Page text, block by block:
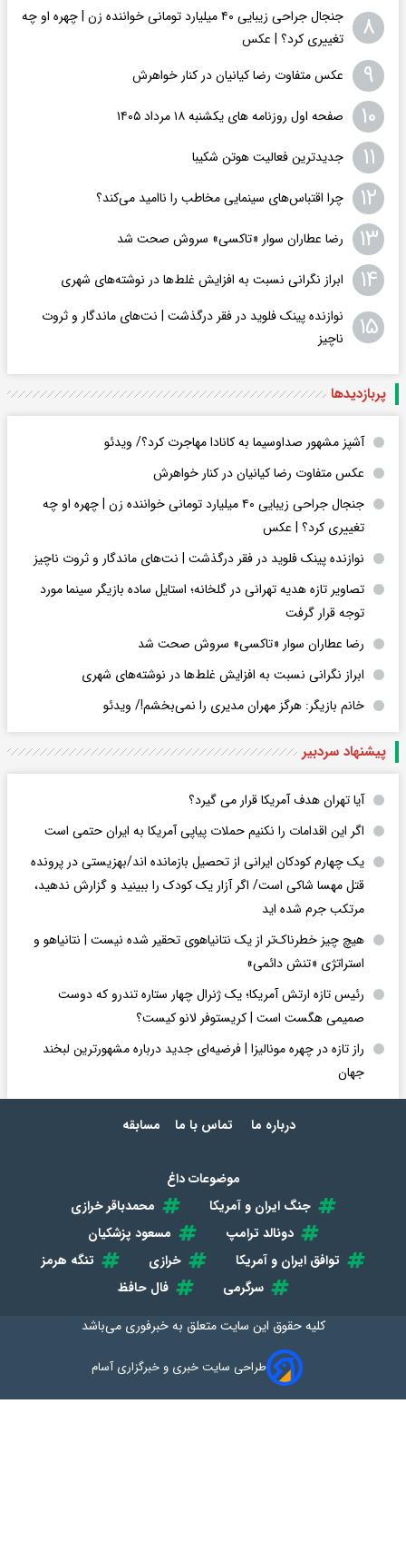
۸
جنجال جراحی زیبایی ۴۰ میلیارد تومانی خواننده زن | چهره او چه
تغییری کرد؟ | عکس
۹ عکس متفاوت رضا کیانیان در کنار خواهرش
۱۰ صفحه اول روزنامه های یکشنبه ۱۸ مرداد ۱۴۰۵
۱۱ جدیدترین فعالیت هوتن شکیبا
۱۲ چرا اقتباس‌های سینمایی مخاطب را ناامید می‌کند؟
۱۳ رضا عطاران سوار «تاکسی» سروش صحت شد
۱۴ ابراز نگرانی نسبت به افزایش غلط‌ها در نوشته‌های شهری
۱۵
نوازنده پینک فلوید در فقر درگذشت | نت‌های ماندگار و ثروت
ناچیز
پربازدید‌ها
آشپز مشهور صداوسیما به کانادا مهاجرت کرد؟/ ویدئو
عکس متفاوت رضا کیانیان در کنار خواهرش
جنجال جراحی زیبایی ۴۰ میلیارد تومانی خواننده زن | چهره او چه
تغییری کرد؟ | عکس
نوازنده پینک فلوید در فقر درگذشت | نت‌های ماندگار و ثروت ناچیز
تصاویر تازه هدیه تهرانی در گلخانه؛ استایل ساده بازیگر سینما مورد
توجه قرار گرفت
رضا عطاران سوار «تاکسی» سروش صحت شد
ابراز نگرانی نسبت به افزایش غلط‌ها در نوشته‌های شهری
خانم بازیگر: هرگز مهران مدیری را نمی‌بخشم!/ ویدئو
پیشنهاد سردبیر
آیا تهران هدف آمریکا قرار می گیرد؟
اگر این اقدامات را نکنیم حملات پیاپی آمریکا به ایران حتمی است
یک چهارم کودکان ایرانی از تحصیل بازمانده اند/بهزیستی در پرونده
قتل مهسا شاکی است/ اگر آزار یک کودک را ببینید و گزارش ندهید،
مرتکب جرم شده اید
هیچ چیز خطرناک‌تر از یک نتانیاهوی تحقیر شده نیست | نتانیاهو و
استراتژی «تنش دائمی»
رئیس تازه ارتش آمریکا؛ یک ژنرال چهار ستاره تندرو که دوست
صمیمی هگست است | کریستوفر لانو کیست؟
راز تازه در چهره مونالیزا | فرضیه‌ای جدید درباره مشهورترین لبخند
جهان
درباره ما تماس با ما مسابقه
موضوعات داغ
جنگ ایران و آمریکا
محمدباقر خرازی
دونالد ترامپ
مسعود پزشکیان
توافق ایران و آمریکا
خرازی
تنگه هرمز
سرگرمی
فال حافظ
کلیه حقوق این سایت متعلق بهخبرفوری می‌باشد
طراحی سایت خبری و خبرگزاری آسام